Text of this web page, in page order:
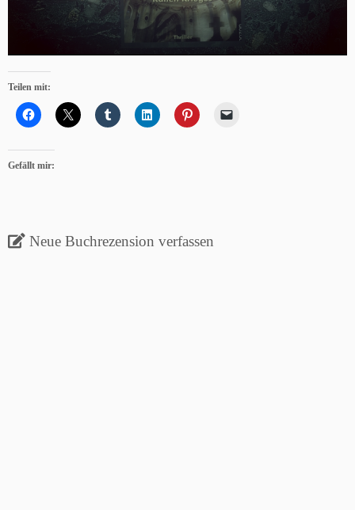
Teilen mit:
Gefällt mir:
Neue Buchrezension verfassen